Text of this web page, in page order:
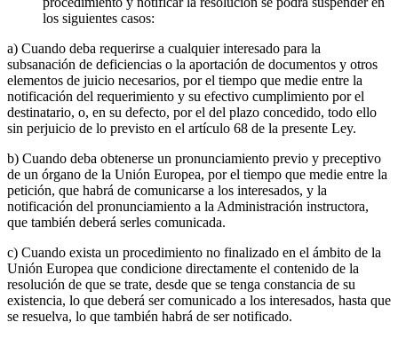
los siguientes casos:
a) Cuando deba requerirse a cualquier interesado para la
subsanación de deficiencias o la aportación de documentos y otros
elementos de juicio necesarios, por el tiempo que medie entre la
notificación del requerimiento y su efectivo cumplimiento por el
destinatario, o, en su defecto, por el del plazo concedido, todo ello
sin perjuicio de lo previsto en el artículo 68 de la presente Ley.
b) Cuando deba obtenerse un pronunciamiento previo y preceptivo
de un órgano de la Unión Europea, por el tiempo que medie entre la
petición, que habrá de comunicarse a los interesados, y la
notificación del pronunciamiento a la Administración instructora,
que también deberá serles comunicada.
c) Cuando exista un procedimiento no finalizado en el ámbito de la
Unión Europea que condicione directamente el contenido de la
resolución de que se trate, desde que se tenga constancia de su
existencia, lo que deberá ser comunicado a los interesados, hasta que
se resuelva, lo que también habrá de ser notificado.